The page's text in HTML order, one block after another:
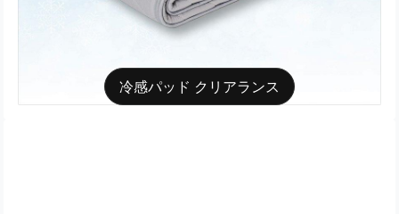
冷感パッド クリアランス